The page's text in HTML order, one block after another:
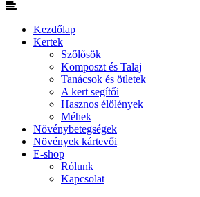
Kezdőlap
Kertek
Szőlősök
Komposzt és Talaj
Tanácsok és ötletek
A kert segítői
Hasznos élőlények
Méhek
Növénybetegségek
Növények kártevői
E-shop
Rólunk
Kapcsolat